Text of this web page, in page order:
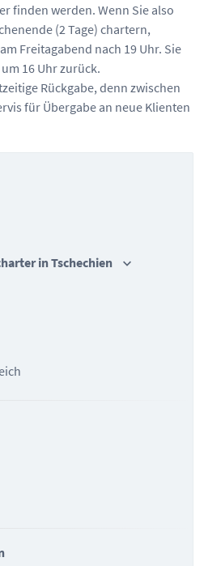
finden werden. Wenn Sie also
(2 Tage) chartern,
Freitagabend nach 19 Uhr. Sie
16 Uhr zurück.
Rückgabe, denn zwischen
für Übergabe an neue Klienten
in Tschechien